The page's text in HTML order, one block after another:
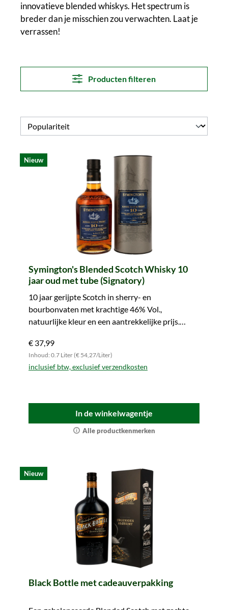
innovatieve blended whiskys. Het spectrum is
breder dan je misschien zou verwachten. Laat je
verrassen!
Producten filteren
Nieuw
Symington's Blended Scotch Whisky 10
jaar oud met tube (Signatory)
10 jaar gerijpte Scotch in sherry- en
bourbonvaten met krachtige 46% Vol.,
natuurlijke kleur en een aantrekkelijke prijs.
€ 37,99
Inhoud: 0.7 Liter (€ 54,27/Liter)
inclusief btw, exclusief verzendkosten
In de winkelwagentje
Alle productkenmerken
Nieuw
Black Bottle met cadeauverpakking